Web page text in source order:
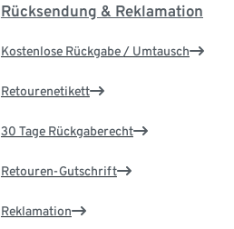
Rücksendung & Reklamation
Kostenlose Rückgabe / Umtausch
Retourenetikett
30 Tage Rückgaberecht
Retouren-Gutschrift
Reklamation